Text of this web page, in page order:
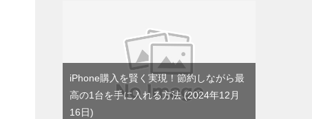
iPhone購入を賢く実現！節約しながら最
高の1台を手に入れる方法 2024年12月
16日